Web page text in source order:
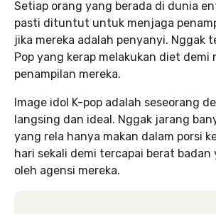
Setiap orang yang berada di dunia
pasti dituntut untuk menjaga
jika mereka adalah penyanyi. Nggak
Pop yang kerap melakukan diet demi
penampilan mereka.
Image idol K-pop adalah seseorang
langsing dan ideal. Nggak jarang
yang rela hanya makan dalam porsi
hari sekali demi tercapai berat
oleh agensi mereka.